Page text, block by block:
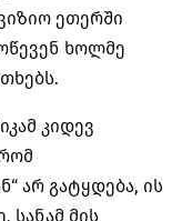
ეთერში
ხოლმე
კიდევ
არ გატყდება, ის
სანამ მის